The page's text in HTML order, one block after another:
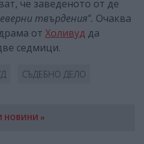
че заведеното от де
твърдения". Очаква
от Холивуд да
седмици.
СЪДЕБНО ДЕЛО
НОВИНИ »